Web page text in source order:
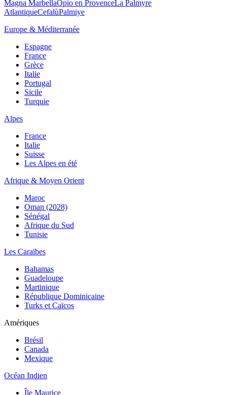
Magna MarbellaOpio en ProvenceLa Palmyre
AtlantiqueCefalùPalmiye
Europe & Méditerranée
Espagne
France
Grèce
Italie
Portugal
Sicile
Turquie
Alpes
France
Italie
Suisse
Les Alpes en été
Afrique & Moyen Orient
Maroc
Oman (2028)
Sénégal
Afrique du Sud
Tunisie
Les Caraïbes
Bahamas
Guadeloupe
Martinique
République Dominicaine
Turks et Caïcos
Amériques
Brésil
Canada
Mexique
Océan Indien
Île Maurice